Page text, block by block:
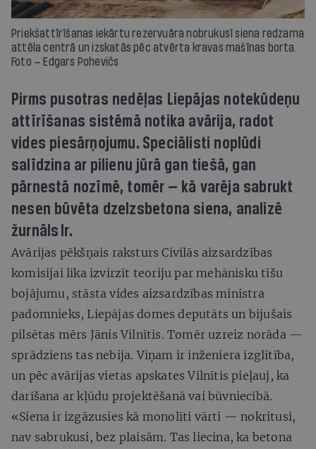
Priekšattīrīšanas iekārtu rezervuāra nobrukusī siena redzama
attēla centrā un izskatās pēc atvērta kravas mašīnas borta.
Foto — Edgars Pohevičs
Pirms pusotras nedēļas Liepājas notekūdeņu
attīrīšanas sistēmā notika avārija, radot
vides piesārņojumu. Speciālisti noplūdi
salīdzina ar pilienu jūrā gan tiešā, gan
pārnestā nozīmē, tomēr — kā varēja sabrukt
nesen būvēta dzelzsbetona siena, analizē
žurnāls Ir.
Avārijas pēkšņais raksturs Civilās aizsardzības
komisijai lika izvirzīt teoriju par mehānisku tīšu
bojājumu, stāsta vides aizsardzības ministra
padomnieks, Liepājas domes deputāts un bijušais
pilsētas mērs Jānis Vilnītis. Tomēr uzreiz norāda —
sprādziens tas nebija. Viņam ir inženiera izglītība,
un pēc avārijas vietas apskates Vilnītis pieļauj, ka
darīšana ar kļūdu projektēšanā vai būvniecībā.
«Siena ir izgāzusies kā monolīti vārti — nokritusi,
nav sabrukusi, bez plaisām. Tas liecina, ka betona